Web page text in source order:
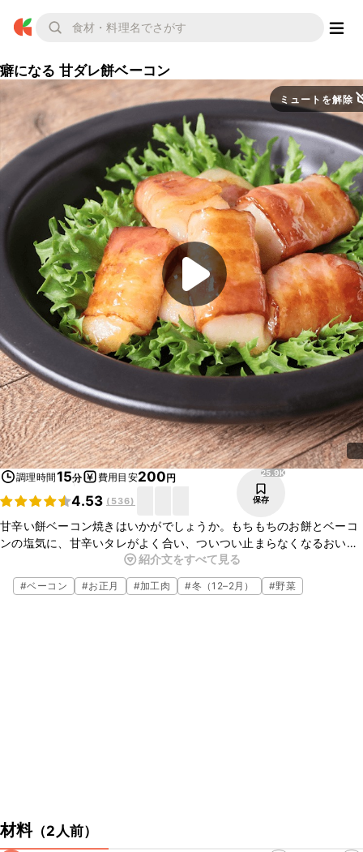
癖になる 甘ダレ餅ベーコン
ミュートを解除
調理時間15分 費用目安200円
4.53 ( 536)
25.9K
保存
甘辛い餅ベーコン焼きはいかがでしょうか。もちもちのお餅とベーコ
ンの塩気に、甘辛いタレがよく合い、ついつい止まらなくなるおいし
さです。簡単に作れるので、おやつやお酒のおつまみにぴったりです
よ。ぜひお試しくださいね。
紹介文をすべて見る
#ベーコン #お正月 #加工肉 #冬（12–2月） #野菜
材料（2人前）